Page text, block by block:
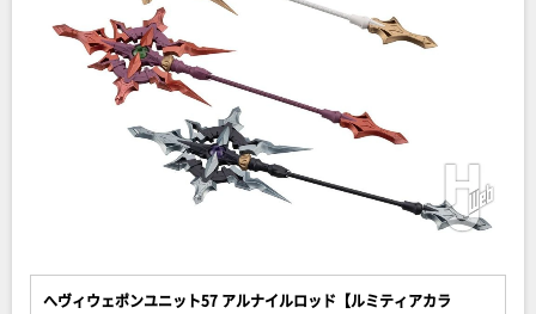
へヴィウェポンユニット57 アルナイルロッド【ルミティアカラ